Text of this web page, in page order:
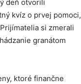
deň otvorili
kvíz o prvej pomoci,
si zmerali
granátom
ktoré finančne